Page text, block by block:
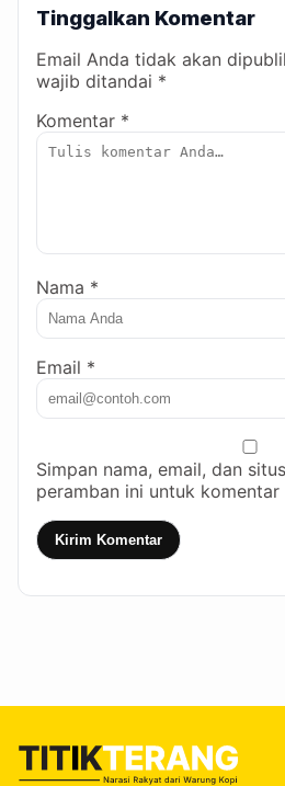
Tinggalkan Komentar
Email Anda tidak akan
wajib ditandai *
Komentar *
Nama *
Email *
Simpan nama, email, dan
peramban ini untuk
Kirim Komentar